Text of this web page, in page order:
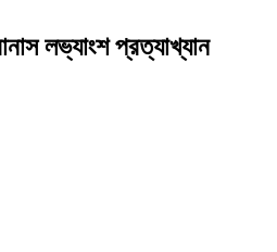
লভ্যাংশ প্রত্যাখ্যান